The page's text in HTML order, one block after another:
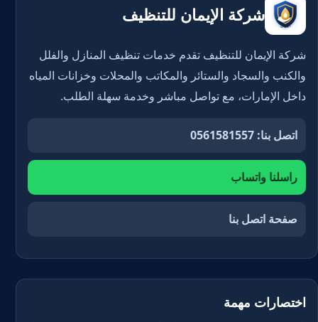
شركة الإيمان للتنظيف
شركة الإيمان للتنظيف تقدم خدمات تنظيف المنازل والفلل
والكنب والسجاد والستائر والمكاتب والمحلات وخزانات المياه
داخل الإمارات، مع تواصل مباشر وخدمة سهلة الطلب.
اتصل بنا: 0561581557
راسلنا واتساب
صفحة اتصل بنا
اختصارات مهمة